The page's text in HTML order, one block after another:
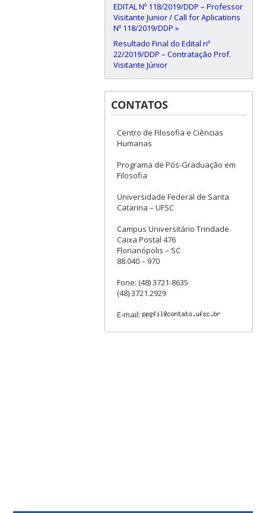
EDITAL Nº 118/2019/DDP – Professor
Visitante Junior / Call for Aplications
Nº 118/2019/DDP »
Resultado Final do Edital nº
22/2019/DDP – Contratação Prof.
Visitante Júnior
CONTATOS
Centro de Filosofia e Ciências
Humanas
Programa de Pós-Graduação em
Filosofia
Universidade Federal de Santa
Catarina – UFSC
Campus Universitário Trindade
Caixa Postal 476
Florianópolis – SC
88.040 – 970
Fone: (48) 3721-8635
(48) 3721.2929
E-mail: